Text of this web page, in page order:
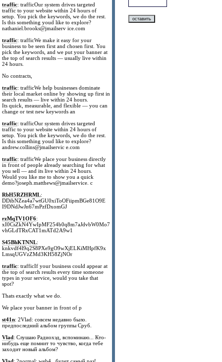
traffic: trafficOur system drives targeted
traffic to your website within 24 hours of
setup. You pick the keywords, we do the rest.
Is this something youd like to explore?
nathaniel.brooks@jmailserv ice.com
traffic: trafficWe make it easy for your
business to be seen first and chosen first. You
pick the keywords, and we put your banner at
the top of search results — usually live within
24 hours.
No contracts,
traffic: trafficWe help businesses dominate
their local market online by showing up first in
search results — live within 24 hours.
Its quick, measurable, and flexible — you can
change or test new keywords an
traffic: trafficOur system drives targeted
traffic to your website within 24 hours of
setup. You pick the keywords, we do the rest.
Is this something youd like to explore?
andrew.collins@jmailservic e.com
traffic: trafficWe place your business directly
in front of people already searching for what
you sell — and its live within 24 hours.
Would you like me to show you a quick
demo?joseph.matthews@jmailservice. c
RbH5RZHRML:
DDibNZea4a7wtGU0xiToOFiipmBGe81O9E
I9DNdJwJn67mPzfDxomGJ
rzMqTV1OF6:
xI0CsZkN4YwIpMF254b0q8m7aJdvbW0Mo7
vhGLdTRxCAT1mATd2A9w1
S45BhKTNNL:
knkvdf4l9q2S8PXe9gO9wXjELKiMHpfK9x
LmsqUGVzZMd3KH58ZjNOr
traffic: trafficIf your business could appear at
the top of search results every time someone
types in your service, would you take that
spot?
Thats exactly what we do.
We place your banner in front of p
st41n: 2Vlad: совсем недавно было.
предпоследний альбом группы Сруб.
Vlad: Слушаю Радиохэд, вспоминаю... Кто-
нибудь еще помнит то чувство, когда тебе
заходит новый альбом?